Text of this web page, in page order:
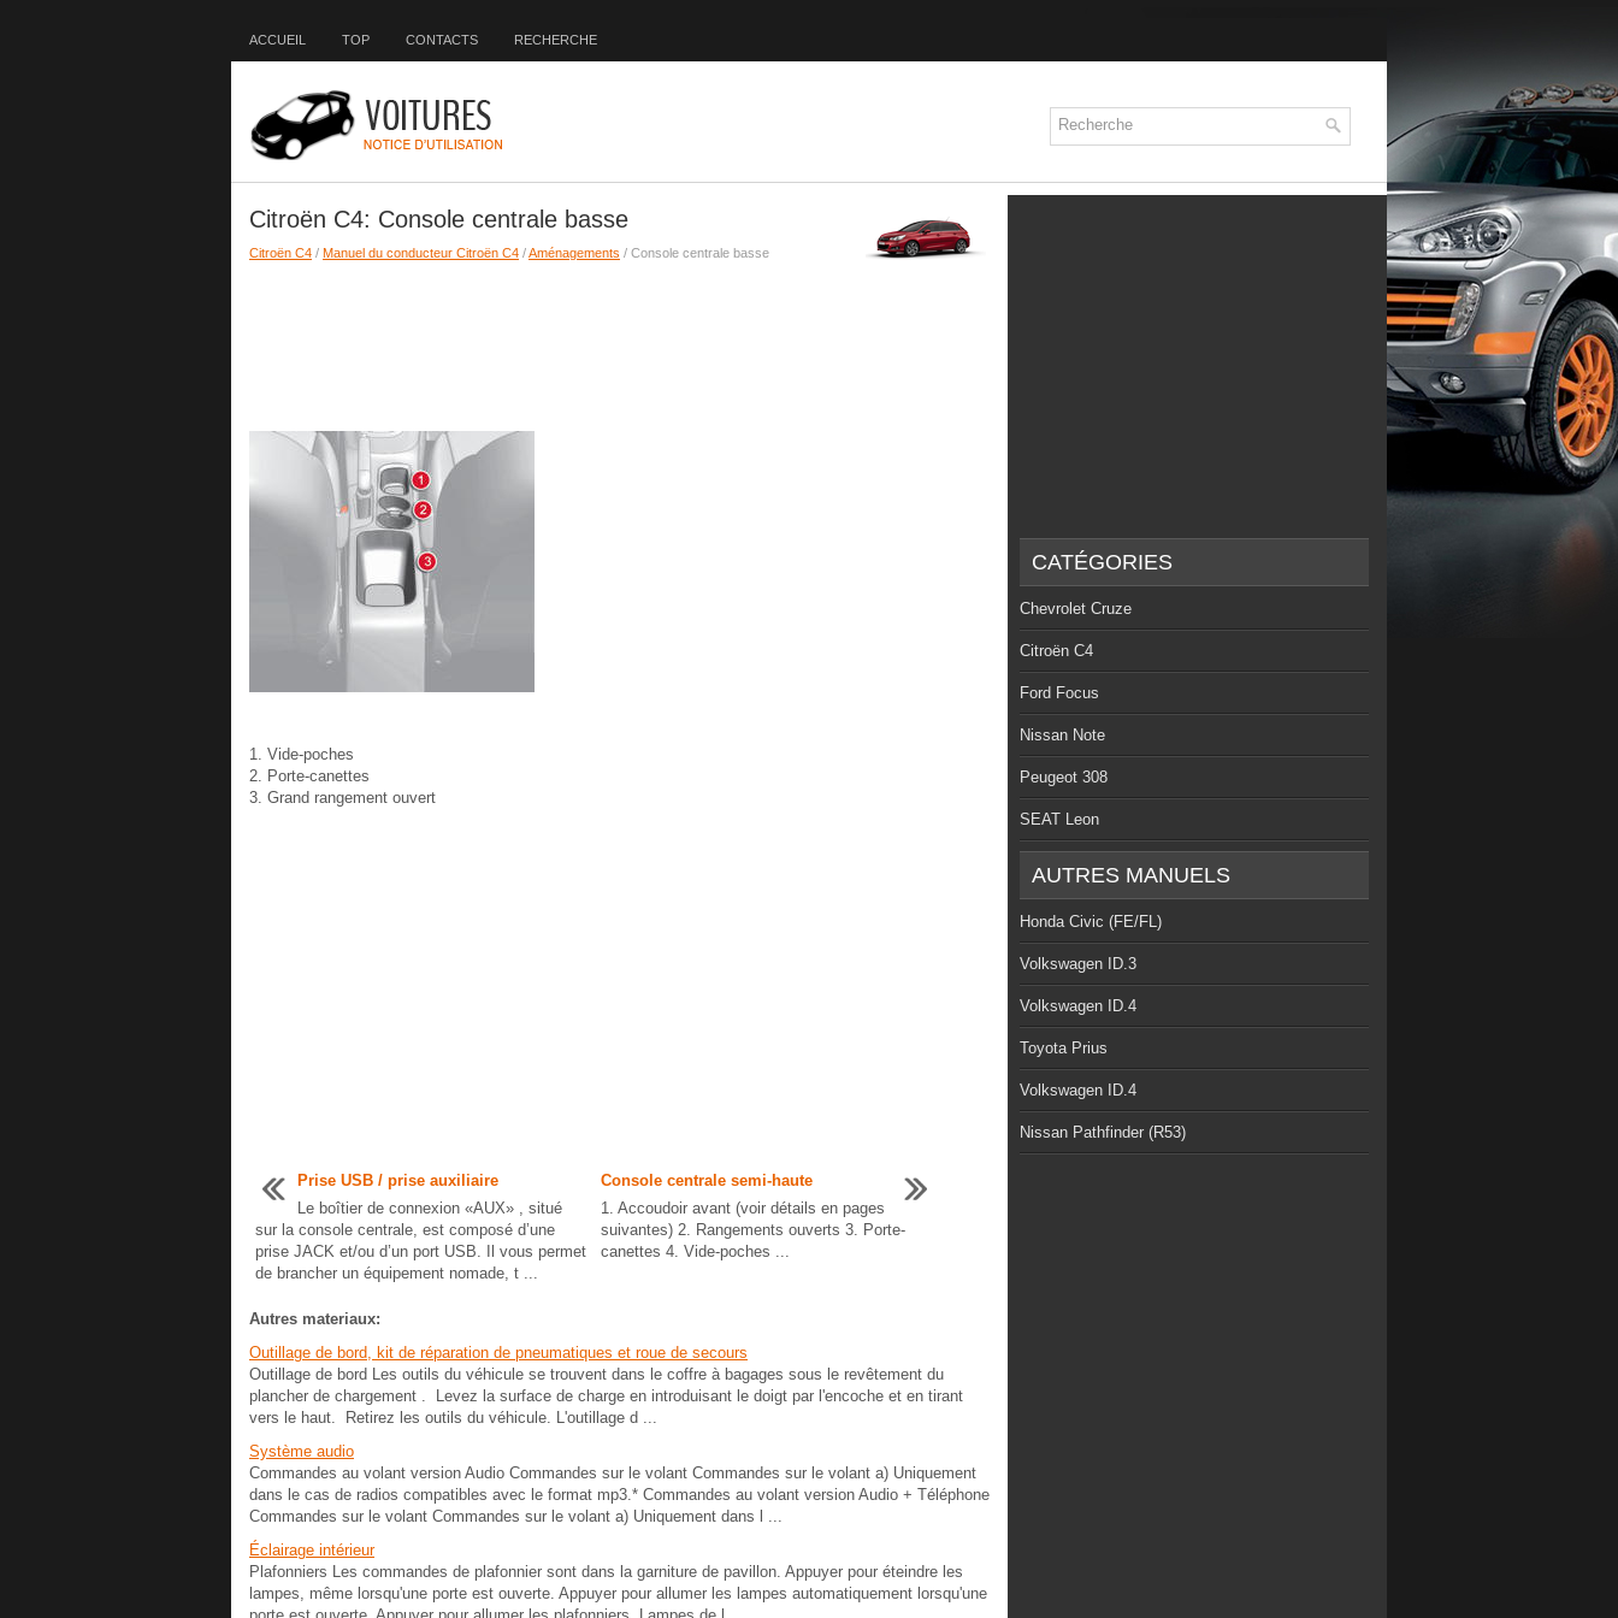
ACCUEIL TOP CONTACTS RECHERCHE
Citroën C4: Console centrale basse
Citroën C4 / Manuel du conducteur Citroën C4 /Aménagements / Console centrale basse
1. Vide-poches
2. Porte-canettes
3. Grand rangement ouvert
Prise USB / prise auxiliaire
Le boîtier de connexion «AUX» , situé
sur la console centrale, est composé d’une
prise JACK et/ou d’un port USB. Il vous permet
de brancher un équipement nomade, t ...
Console centrale semi-haute
1. Accoudoir avant (voir détails en pages
suivantes) 2. Rangements ouverts 3. Porte-
canettes 4. Vide-poches ...
Autres materiaux:
Outillage de bord, kit de réparation de pneumatiques et roue de secours
Outillage de bord Les outils du véhicule se trouvent dans le coffre à bagages sous le revêtement du
plancher de chargement . Levez la surface de charge en introduisant le doigt par l'encoche et en tirant
vers le haut. Retirez les outils du véhicule. L'outillage d ...
Système audio
Commandes au volant version Audio Commandes sur le volant Commandes sur le volant a) Uniquement
dans le cas de radios compatibles avec le format mp3.* Commandes au volant version Audio + Téléphone
Commandes sur le volant Commandes sur le volant a) Uniquement dans l ...
Éclairage intérieur
Plafonniers Les commandes de plafonnier sont dans la garniture de pavillon. Appuyer pour éteindre les
lampes, même lorsqu'une porte est ouverte. Appuyer pour allumer les lampes automatiquement lorsqu'une
CATÉGORIES
Chevrolet Cruze
Citroën C4
Ford Focus
Nissan Note
Peugeot 308
SEAT Leon
AUTRES MANUELS
Honda Civic (FE/FL)
Volkswagen ID.3
Volkswagen ID.4
Toyota Prius
Volkswagen ID.4
Nissan Pathfinder (R53)